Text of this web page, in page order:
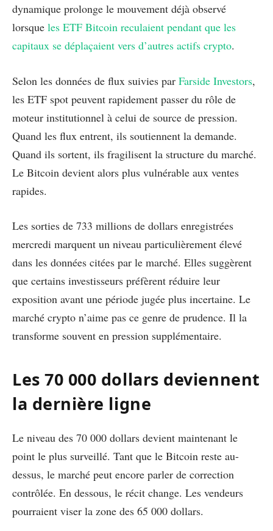
dynamique prolonge le mouvement déjà observé
lorsque les ETF Bitcoin reculaient pendant que les
capitaux se déplaçaient vers d’autres actifs crypto.
Selon les données de flux suivies par Farside Investors,
les ETF spot peuvent rapidement passer du rôle de
moteur institutionnel à celui de source de pression.
Quand les flux entrent, ils soutiennent la demande.
Quand ils sortent, ils fragilisent la structure du marché.
Le Bitcoin devient alors plus vulnérable aux ventes
rapides.
Les sorties de 733 millions de dollars enregistrées
mercredi marquent un niveau particulièrement élevé
dans les données citées par le marché. Elles suggèrent
que certains investisseurs préfèrent réduire leur
exposition avant une période jugée plus incertaine. Le
marché crypto n’aime pas ce genre de prudence. Il la
transforme souvent en pression supplémentaire.
Les 70 000 dollars deviennent
la dernière ligne
Le niveau des 70 000 dollars devient maintenant le
point le plus surveillé. Tant que le Bitcoin reste au-
dessus, le marché peut encore parler de correction
contrôlée. En dessous, le récit change. Les vendeurs
pourraient viser la zone des 65 000 dollars.